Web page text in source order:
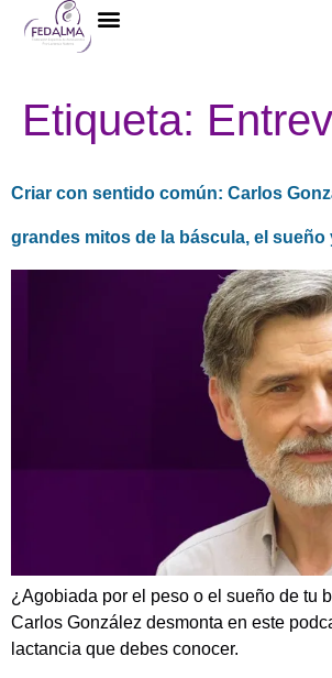
Etiqueta:
Criar con sentido común: Carlos
grandes mitos de la báscula, el sueño
¿Agobiada por el peso o el sueño de tu
Carlos González desmonta en este
lactancia que debes conocer.